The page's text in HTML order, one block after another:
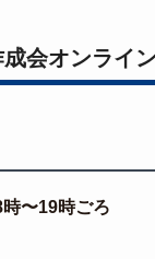
会オンライ
〜19時ごろ